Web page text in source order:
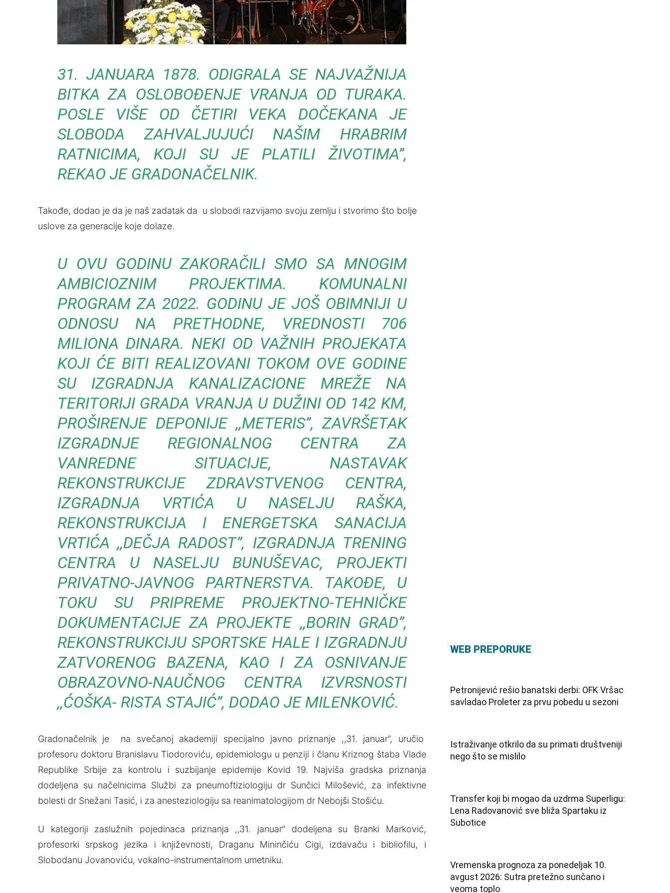
31. JANUARA 1878. ODIGRALA SE NAJVAŽNIJA
BITKA ZA OSLOBOĐENJE VRANJA OD TURAKA.
POSLE VIŠE OD ČETIRI VEKA DOČEKANA JE
SLOBODA ZAHVALJUJUĆI NAŠIM HRABRIM
RATNICIMA, KOJI SU JE PLATILI ŽIVOTIMA”,
REKAO JE GRADONAČELNIK.
Takođe, dodao je da je naš zadatak da u slobodi razvijamo svoju zemlju i stvorimo što bolje
uslove za generacije koje dolaze.
U OVU GODINU ZAKORAČILI SMO SA MNOGIM
AMBICIOZNIM PROJEKTIMA. KOMUNALNI
PROGRAM ZA 2022. GODINU JE JOŠ OBIMNIJI U
ODNOSU NA PRETHODNE, VREDNOSTI 706
MILIONA DINARA. NEKI OD VAŽNIH PROJEKATA
KOJI ĆE BITI REALIZOVANI TOKOM OVE GODINE
SU IZGRADNJA KANALIZACIONE MREŽE NA
TERITORIJI GRADA VRANJA U DUŽINI OD 142 KM,
PROŠIRENJE DEPONIJE ,,METERIS”, ZAVRŠETAK
IZGRADNJE REGIONALNOG CENTRA ZA
VANREDNE SITUACIJE, NASTAVAK
REKONSTRUKCIJE ZDRAVSTVENOG CENTRA,
IZGRADNJA VRTIĆA U NASELJU RAŠKA,
REKONSTRUKCIJA I ENERGETSKA SANACIJA
VRTIĆA ,,DEČJA RADOST”, IZGRADNJA TRENING
CENTRA U NASELJU BUNUŠEVAC, PROJEKTI
PRIVATNO-JAVNOG PARTNERSTVA. TAKOĐE, U
TOKU SU PRIPREME PROJEKTNO-TEHNIČKE
DOKUMENTACIJE ZA PROJEKTE ,,BORIN GRAD”,
REKONSTRUKCIJU SPORTSKE HALE I IZGRADNJU
ZATVORENOG BAZENA, KAO I ZA OSNIVANJE
OBRAZOVNO-NAUČNOG CENTRA IZVRSNOSTI
,,ĆOŠKA- RISTA STAJIĆ”, DODAO JE MILENKOVIĆ.
Gradonačelnik je na svečanoj akademiji specijalno javno priznanje ,,31. januar“, uručio
profesoru doktoru Branislavu Tiodoroviću, epidemiologu u penziji i članu Kriznog štaba Vlade
Republike Srbije za kontrolu i suzbijanje epidemije Kovid 19. Najviša gradska priznanja
dodeljena su načelnicima Službi za pneumoftiziologiju dr Sunčici Milošević, za infektivne
bolesti dr Snežani Tasić, i za anesteziologiju sa reanimatologijom dr Nebojši Stošiću.
U kategoriji zaslužnih pojedinaca priznanja ,,31. januar” dodeljena su Branki Marković,
profesorki srpskog jezika i književnosti, Draganu Mininčiću Cigi, izdavaču i bibliofilu, i
Slobodanu Jovanoviću, vokalno-instrumentalnom umetniku.
WEB PREPORUKE
Petronijević rešio banatski derbi: OFK Vršac
savladao Proleter za prvu pobedu u sezoni
Istraživanje otkrilo da su primati društveniji
nego što se mislilo
Transfer koji bi mogao da uzdrma Superligu:
Lena Radovanović sve bliža Spartaku iz
Subotice
Vremenska prognoza za ponedeljak 10.
avgust 2026: Sutra pretežno sunčano i
veoma toplo